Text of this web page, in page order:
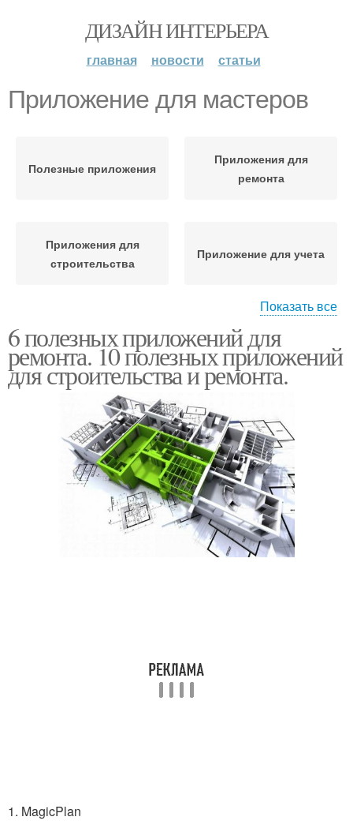
ДИЗАЙН ИНТЕРЬЕРА
главная новости статьи
Приложение для мастеров
Полезные приложения
Приложения для
ремонта
Приложения для
строительства
Приложение для учета
приложения
Приложения для
планировки
Приложения для
проектировки
Приложение для
дизайна
Приложения для
архитекторов
Показать все
6 полезных приложений для
ремонта. 10 полезных приложений
для строительства и ремонта.
1. MagicPlan